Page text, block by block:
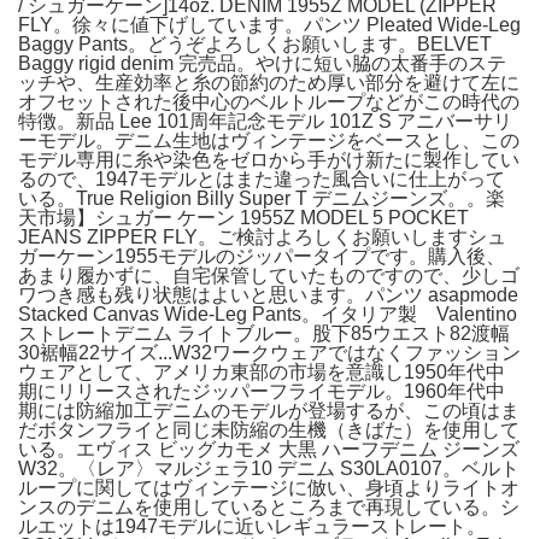
/ シュガーケーン]14oz. DENIM 1955Z MODEL (ZIPPER
FLY。徐々に値下げしています。パンツ Pleated Wide-Leg
Baggy Pants。どうぞよろしくお願いします。BELVET
Baggy rigid denim 完売品。やけに短い脇の太番手のステ
ッチや、生産効率と糸の節約のため厚い部分を避けて左に
オフセットされた後中心のベルトループなどがこの時代の
特徴。新品 Lee 101周年記念モデル 101Z S アニバーサリ
ーモデル。デニム生地はヴィンテージをベースとし、この
モデル専用に糸や染色をゼロから手がけ新たに製作してい
るので、1947モデルとはまた違った風合いに仕上がって
いる。True Religion Billy Super T デニムジーンズ。。楽
天市場】シュガー ケーン 1955Z MODEL 5 POCKET
JEANS ZIPPER FLY。ご検討よろしくお願いしますシュ
ガーケーン1955モデルのジッパータイプです。購入後、
あまり履かずに、自宅保管していたものですので、少しゴ
ワつき感も残り状態はよいと思います。パンツ asapmode
Stacked Canvas Wide-Leg Pants。イタリア製 Valentino
ストレートデニム ライトブルー。股下85ウエスト82渡幅
30裾幅22サイズ...W32ワークウェアではなくファッション
ウェアとして、アメリカ東部の市場を意識し1950年代中
期にリリースされたジッパーフライモデル。1960年代中
期には防縮加工デニムのモデルが登場するが、この頃はま
だボタンフライと同じ未防縮の生機（きばた）を使用して
いる。エヴィス ビッグカモメ 大黒 ハーフデニム ジーンズ
W32。〈レア〉マルジェラ10 デニム S30LA0107。ベルト
ループに関してはヴィンテージに倣い、身頃よりライトオ
ンスのデニムを使用しているところまで再現している。シ
ルエットは1947モデルに近いレギュラーストレート。